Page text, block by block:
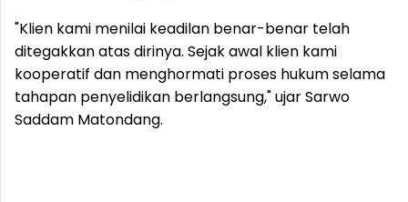
"Klien kami menilai keadilan benar-benar telah
ditegakkan atas dirinya. Sejak awal klien kami
kooperatif dan menghormati proses hukum selama
tahapan penyelidikan berlangsung," ujar Sarwo
Saddam Matondang.